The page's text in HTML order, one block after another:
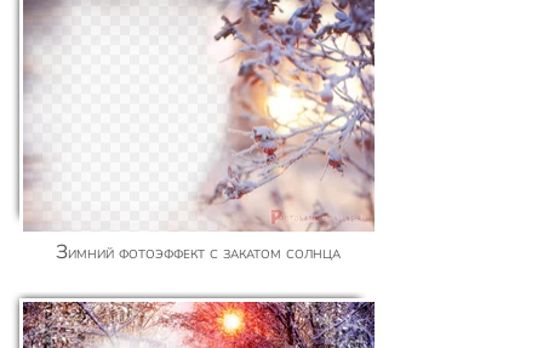
Зимний фотоэффект с закатом солнца